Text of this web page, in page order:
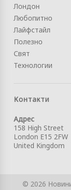
Лондон
Любопитно
Лайфстайл
Полезно
Свят
Технологии
Контакти
Адрес
158 High Street
London E15 2FW
United Kingdom
© 2026